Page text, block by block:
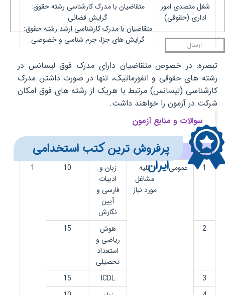
شغل متصدی امور
اداری (حقوقی)
متقاضیان با مدرک کارشناسی رشته حقوق:
گرایش قضائی
متقاضیان با مدرک کارشناسی ارشد رشته حقوق:
گرایش های جزا، جرم شناسی و خصوصی
تبصره: در خصوص متقاضیان دارای مدرک فوق لیسانس در
رشته های حقوقی و انفورماتیک، تنها در صورت داشتن مدرک
کارشناسی (لیسانس) مرتبط با هریک از رشته های فوق امکان
شرکت در آزمون را خواهند داشت.
سوالات و منابع آزمون
ردیف نوع درس تعداد سوالات ضرایب
1
عمومی
کلیه
مشاغل
مورد نیاز
زبان و
ادبیات
فارسی و
آیین
نگارش
10
1
2
هوش
ریاضی و
استعداد
تحصیلی
15
3
ICDL
15
ارسال
​​​پرفروش ترین کتب استخدامی
ایران